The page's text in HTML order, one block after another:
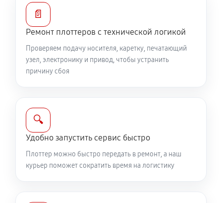
📄
Ремонт плоттеров с технической логикой
Проверяем подачу носителя, каретку, печатающий
узел, электронику и привод, чтобы устранить
причину сбоя
🔍
Удобно запустить сервис быстро
Плоттер можно быстро передать в ремонт, а наш
курьер поможет сократить время на логистику